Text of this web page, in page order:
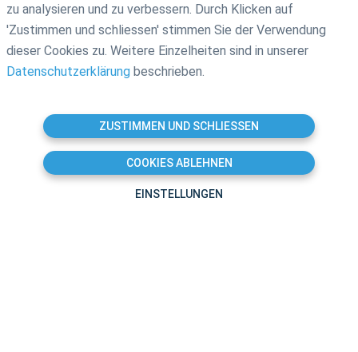
zu analysieren und zu verbessern. Durch Klicken auf
'Zustimmen und schliessen' stimmen Sie der Verwendung
dieser Cookies zu. Weitere Einzelheiten sind in unserer
Datenschutzerklärung beschrieben.
ZUSTIMMEN UND SCHLIESSEN
COOKIES ABLEHNEN
EINSTELLUNGEN